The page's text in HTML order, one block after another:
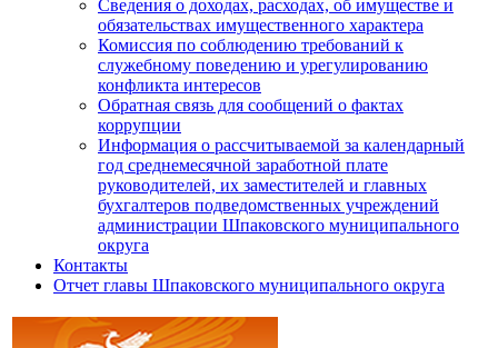
Сведения о доходах, расходах, об имуществе и
обязательствах имущественного характера
Комиссия по соблюдению требований к
служебному поведению и урегулированию
конфликта интересов
Обратная связь для сообщений о фактах
коррупции
Информация о рассчитываемой за календарный
год среднемесячной заработной плате
руководителей, их заместителей и главных
бухгалтеров подведомственных учреждений
администрации Шпаковского муниципального
округа
Контакты
Отчет главы Шпаковского муниципального округа